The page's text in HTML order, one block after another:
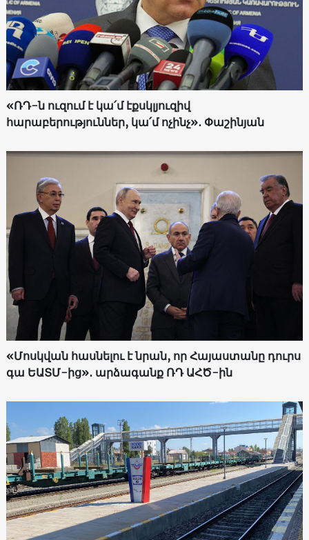
«ՌԴ-ն ուզում է կա՛մ էքսկլյուզիվ
հարաբերություններ, կա՛մ ոչինչ»․ Փաշինյան
«Մոսկվան հասնելու է նրան, որ Հայաստանը դուրս
գա ԵԱՏՄ-ից»․ արձագանք ՌԴ ԱՀԾ-ին